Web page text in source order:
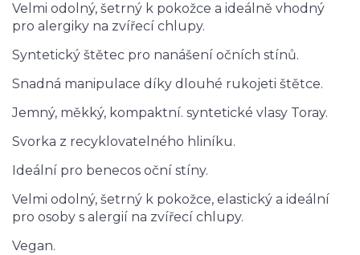
Velmi odolný, šetrný k pokožce a ideálně vhodný
pro alergiky na zvířecí chlupy.
Syntetický štětec pro nanášení očních stínů.
Snadná manipulace díky dlouhé rukojeti štětce.
Jemný, měkký, kompaktní. syntetické vlasy Toray.
Svorka z recyklovatelného hliníku.
Ideální pro benecos oční stíny.
Velmi odolný, šetrný k pokožce, elastický a ideální
pro osoby s alergií na zvířecí chlupy.
Vegan.